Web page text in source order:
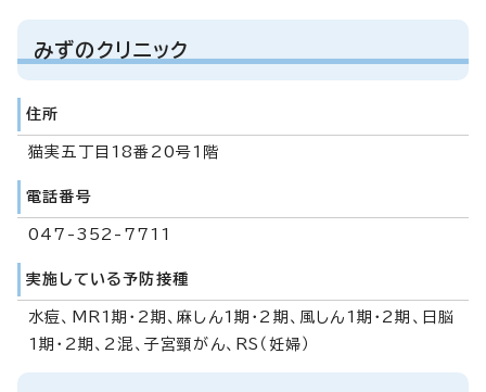
みずのクリニック
住所
猫実五丁目18番20号1階
電話番号
047-352-7711
実施している予防接種
水痘、MR1期・2期、麻しん1期・2期、風しん1期・2期、日脳
1期・2期、2混、子宮頸がん、RS（妊婦）